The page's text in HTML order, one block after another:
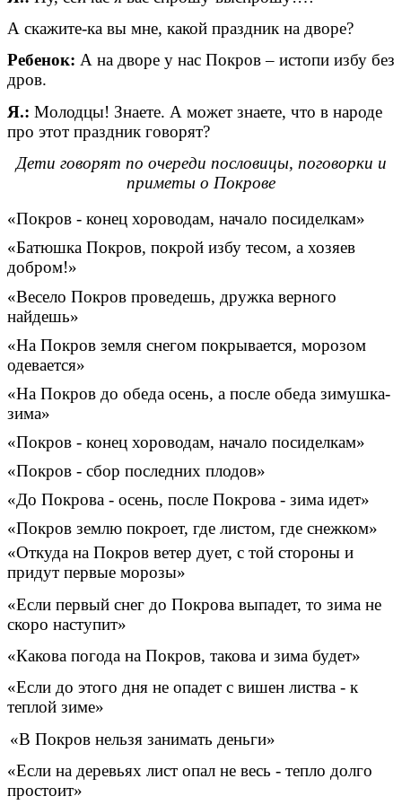
А скажите-ка вы мне, какой праздник на дворе?
Ребенок: А на дворе у нас Покров – истопи избу без
дров.
Я.: Молодцы! Знаете. А может знаете, что в народе
про этот праздник говорят?
Дети говорят по очереди пословицы, поговорки и
приметы о Покрове
«Покров - конец хороводам, начало посиделкам»
«Батюшка Покров, покрой избу тесом, а хозяев
добром!»
«Весело Покров проведешь, дружка верного
найдешь»
«На Покров земля снегом покрывается, морозом
одевается»
«На Покров до обеда осень, а после обеда зимушка-
зима»
«Покров - конец хороводам, начало посиделкам»
«Покров - сбор последних плодов»
«До Покрова - осень, после Покрова - зима идет»
«Покров землю покроет, где листом, где снежком»
«Откуда на Покров ветер дует, с той стороны и
придут первые морозы»
«Если первый снег до Покрова выпадет, то зима не
скоро наступит»
«Какова погода на Покров, такова и зима будет»
«Если до этого дня не опадет с вишен листва - к
теплой зиме»
«В Покров нельзя занимать деньги»
«Если на деревьях лист опал не весь - тепло долго
простоит»